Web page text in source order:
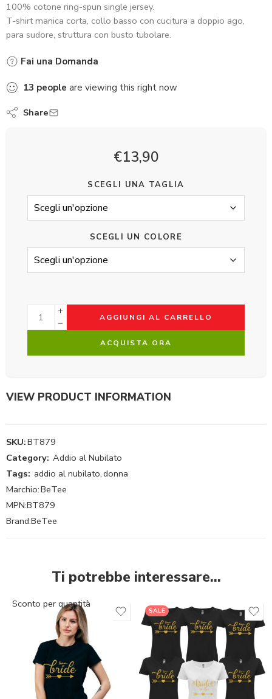
100% cotone ring-spun single jersey.
T-shirt manica corta, collo basso con cucitura a doppio ago,
para sudore, struttura con busto tubolare.
Fai una Domanda
13 people are viewing this right now
Share
€13,90
SCEGLI UNA TAGLIA
SCEGLI UN COLORE
AGGIUNGI AL CARRELLO
ACQUISTA ORA
VIEW PRODUCT INFORMATION
SKU:BT879
Category: Addio al Nubilato
Tags: addio al nubilato,donna
Marchio:BeTee
MPN:BT879
Brand:BeTee
Ti potrebbe interessare…
Sconto per quantità
SALE